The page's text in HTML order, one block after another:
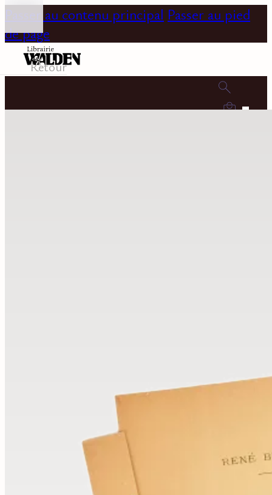
Passer au contenu principal Passer au pied
de page
0
Retour